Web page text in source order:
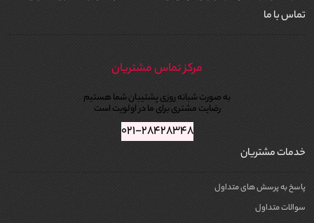
تماس با ما
مرکز تماس مشتریان
به صورت شبانه روزی پشتیبان شما هستیم
رضایت مشتری برای ما در اولویت است
۰۲۱-۲۸۴۲۸۳۴۸
خدمات مشتریان
پاسخ به پرسش های متداول
سوالات متداول